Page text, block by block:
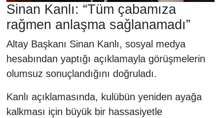
Sinan Kanlı: “Tüm çabamıza
rağmen anlaşma sağlanamadı”
Altay Başkanı Sinan Kanlı, sosyal medya
hesabından yaptığı açıklamayla görüşmelerin
olumsuz sonuçlandığını doğruladı.
Kanlı açıklamasında, kulübün yeniden ayağa
kalkması için büyük bir hassasiyetle